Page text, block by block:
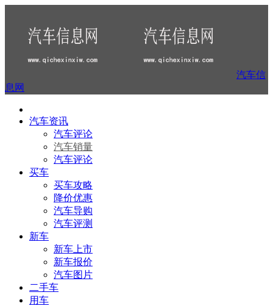
汽车信
息网
汽车资讯
汽车评论
汽车销量
汽车评论
买车
买车攻略
降价优惠
汽车导购
汽车评测
新车
新车上市
新车报价
汽车图片
二手车
用车